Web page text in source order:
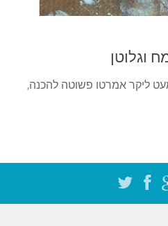
וגלוטן
ליקר אמרטו פשוטה להכנה,